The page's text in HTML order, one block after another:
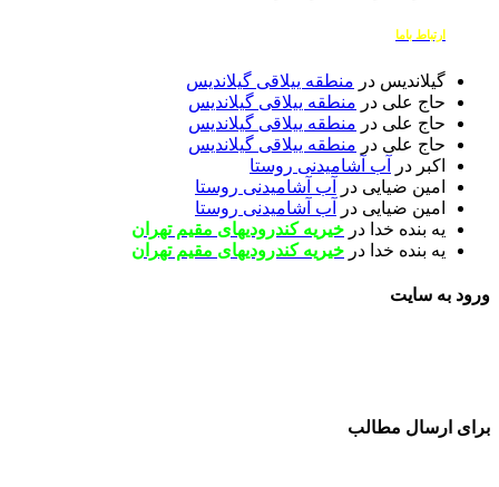
ارتباط باما
گیلاندیس در منطقه ییلاقی گیلاندیس
حاج علی در منطقه ییلاقی گیلاندیس
حاج علی در منطقه ییلاقی گیلاندیس
حاج علی در منطقه ییلاقی گیلاندیس
اکبر در
آب آشامیدنی روستا
امین ضیایی در
آب آشامیدنی روستا
امین ضیایی در
آب آشامیدنی روستا
یه بنده خدا در خیریه کندرودیهای مقیم تهران
یه بنده خدا در خیریه کندرودیهای مقیم تهران
ورود به سایت
برای ارسال مطالب